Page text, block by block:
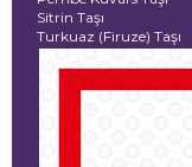
Sitrin Taşı
Turkuaz (Firuze) Taşı